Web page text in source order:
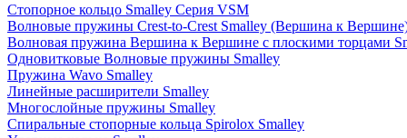
Стопорное кольцо Smalley Серия VSM
Волновые пружины Crest-to-Crest Smalley (Вершина к
Волновая пружина Вершина к Вершине с плоскими торцами
Одновитковые Волновые пружины Smalley
Пружина Wavo Smalley
Линейные расширители Smalley
Многослойные пружины Smalley
Спиральные стопорные кольца Spirolox Smalley